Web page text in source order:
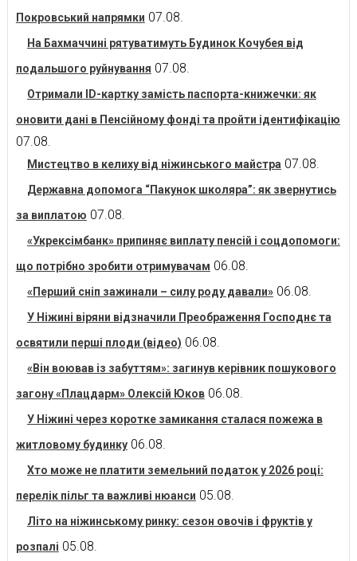
Покровський напрямки 07.08.
На Бахмаччині рятуватимуть Будинок Кочубея від
подальшого руйнування 07.08.
Отримали ID-картку замість паспорта-книжечки: як
оновити дані в Пенсійному фонді та пройти ідентифікацію
07.08.
Мистецтво в келиху від ніжинського майстра 07.08.
Державна допомога “Пакунок школяра”: як звернутись
за виплатою 07.08.
«Укрексімбанк» припиняє виплату пенсій і соцдопомоги:
що потрібно зробити отримувачам 06.08.
«Перший сніп зажинали – силу роду давали» 06.08.
У Ніжині віряни відзначили Преображення Господнє та
освятили перші плоди (відео) 06.08.
«Він воював із забуттям»: загинув керівник пошукового
загону «Плацдарм» Олексій Юков 06.08.
У Ніжині через коротке замикання сталася пожежа в
житловому будинку 06.08.
Хто може не платити земельний податок у 2026 році:
перелік пільг та важливі нюанси 05.08.
Літо на ніжинському ринку: сезон овочів і фруктів у
розпалі 05.08.